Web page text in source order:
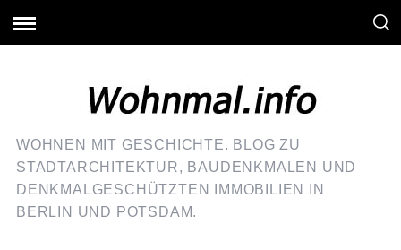
WOHNEN MIT GESCHICHTE. BLOG ZU
STADTARCHITEKTUR, BAUDENKMALEN UND
DENKMALGESCHÜTZTEN IMMOBILIEN IN
BERLIN UND POTSDAM.